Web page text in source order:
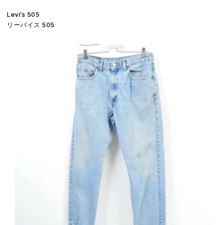
Levi’s 505
リーバイス 505